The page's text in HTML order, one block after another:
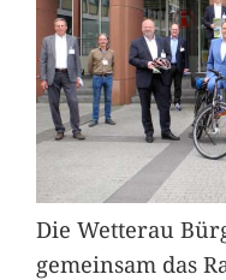
Die Wetterau
gemeinsam das